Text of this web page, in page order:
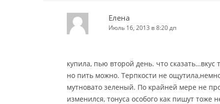
Елена
Июль 16, 2013 в 8:20 дп
купила, пью второй день. что сказать…вкус
но пить можно. Терпкости не
мутновато зеленый. По крайней мере не
изменился, тонуса особого как пишут